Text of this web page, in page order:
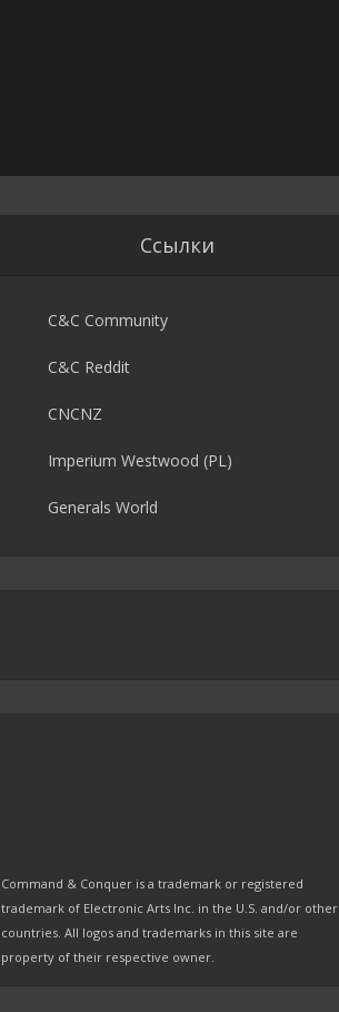
Ссылки
C&C Community
C&C Reddit
CNCNZ
Imperium Westwood (PL)
Generals World
Command & Conquer is a trademark or registered
trademark of Electronic Arts Inc. in the U.S. and/or other
countries. All logos and trademarks in this site are
property of their respective owner.